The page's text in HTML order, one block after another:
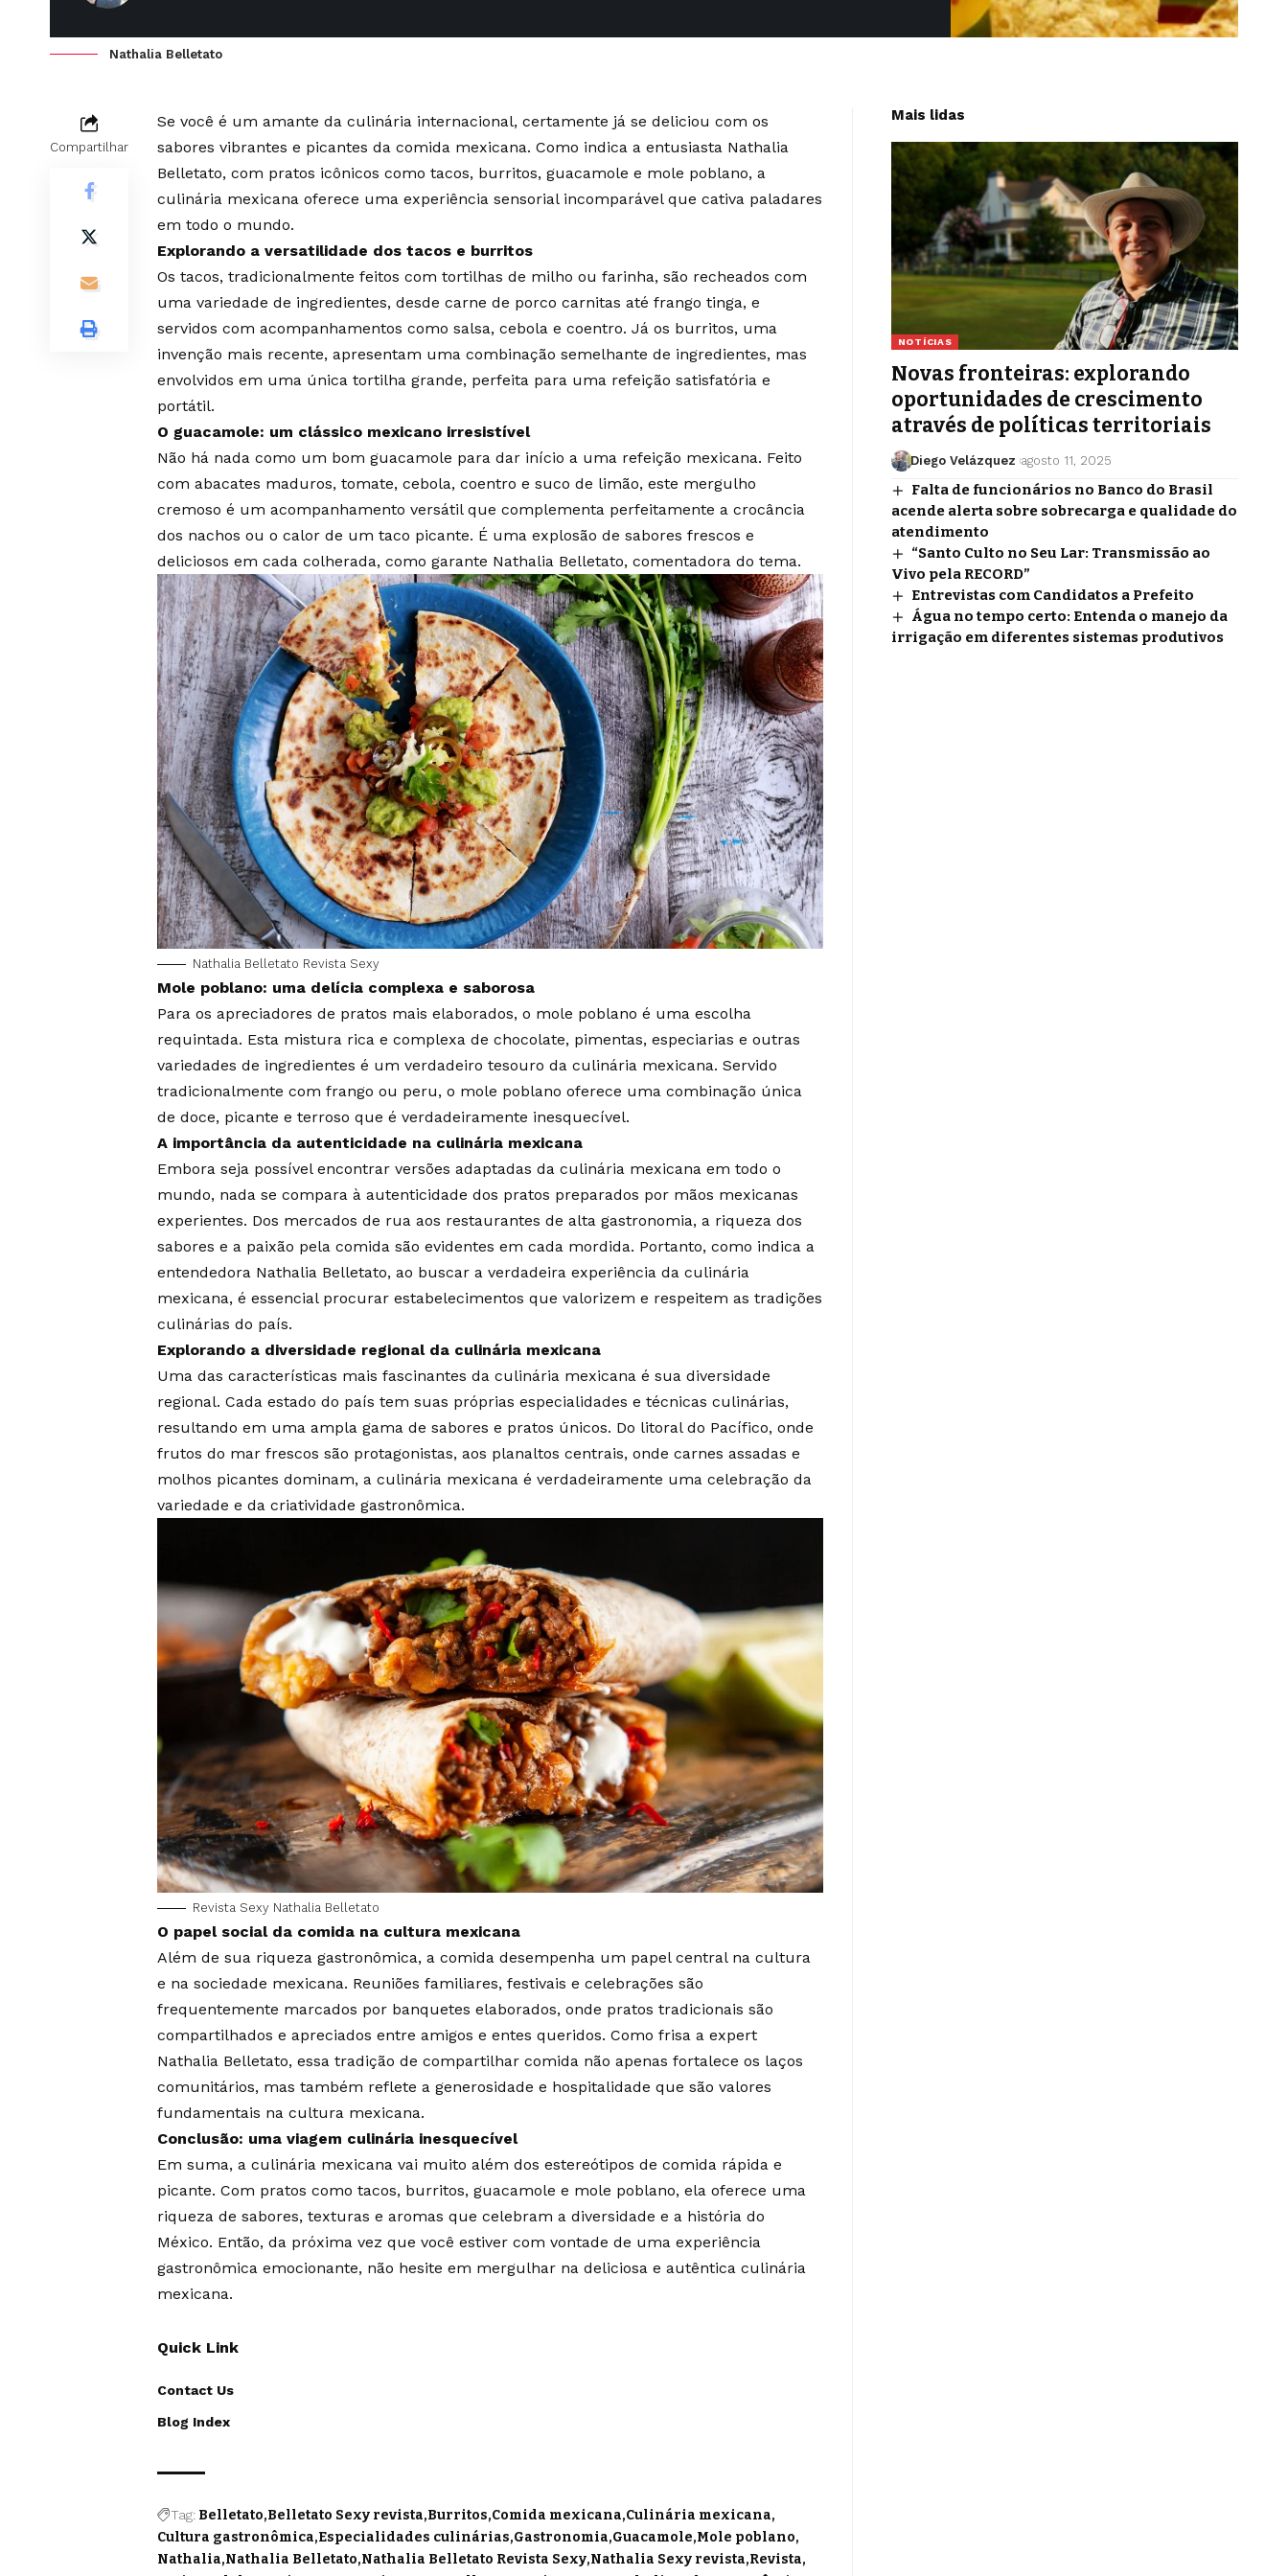
Nathalia Belletato
Compartilhar
Se você é um amante da culinária internacional, certamente já se deliciou com os
sabores vibrantes e picantes da comida mexicana. Como indica a entusiasta Nathalia
Belletato, com pratos icônicos como tacos, burritos, guacamole e mole poblano, a
culinária mexicana oferece uma experiência sensorial incomparável que cativa paladares
em todo o mundo.
Explorando a versatilidade dos tacos e burritos
Os tacos, tradicionalmente feitos com tortilhas de milho ou farinha, são recheados com
uma variedade de ingredientes, desde carne de porco carnitas até frango tinga, e
servidos com acompanhamentos como salsa, cebola e coentro. Já os burritos, uma
invenção mais recente, apresentam uma combinação semelhante de ingredientes, mas
envolvidos em uma única tortilha grande, perfeita para uma refeição satisfatória e
portátil.
O guacamole: um clássico mexicano irresistível
Não há nada como um bom guacamole para dar início a uma refeição mexicana. Feito
com abacates maduros, tomate, cebola, coentro e suco de limão, este mergulho
cremoso é um acompanhamento versátil que complementa perfeitamente a crocância
dos nachos ou o calor de um taco picante. É uma explosão de sabores frescos e
deliciosos em cada colherada, como garante Nathalia Belletato, comentadora do tema.
Nathalia Belletato Revista Sexy
Mole poblano: uma delícia complexa e saborosa
Para os apreciadores de pratos mais elaborados, o mole poblano é uma escolha
requintada. Esta mistura rica e complexa de chocolate, pimentas, especiarias e outras
variedades de ingredientes é um verdadeiro tesouro da culinária mexicana. Servido
tradicionalmente com frango ou peru, o mole poblano oferece uma combinação única
de doce, picante e terroso que é verdadeiramente inesquecível.
A importância da autenticidade na culinária mexicana
Embora seja possível encontrar versões adaptadas da culinária mexicana em todo o
mundo, nada se compara à autenticidade dos pratos preparados por mãos mexicanas
experientes. Dos mercados de rua aos restaurantes de alta gastronomia, a riqueza dos
sabores e a paixão pela comida são evidentes em cada mordida. Portanto, como indica a
entendedora Nathalia Belletato, ao buscar a verdadeira experiência da culinária
mexicana, é essencial procurar estabelecimentos que valorizem e respeitem as tradições
culinárias do país.
Explorando a diversidade regional da culinária mexicana
Uma das características mais fascinantes da culinária mexicana é sua diversidade
regional. Cada estado do país tem suas próprias especialidades e técnicas culinárias,
resultando em uma ampla gama de sabores e pratos únicos. Do litoral do Pacífico, onde
frutos do mar frescos são protagonistas, aos planaltos centrais, onde carnes assadas e
molhos picantes dominam, a culinária mexicana é verdadeiramente uma celebração da
variedade e da criatividade gastronômica.
Revista Sexy Nathalia Belletato
O papel social da comida na cultura mexicana
Além de sua riqueza gastronômica, a comida desempenha um papel central na cultura
e na sociedade mexicana. Reuniões familiares, festivais e celebrações são
frequentemente marcados por banquetes elaborados, onde pratos tradicionais são
compartilhados e apreciados entre amigos e entes queridos. Como frisa a expert
Nathalia Belletato, essa tradição de compartilhar comida não apenas fortalece os laços
comunitários, mas também reflete a generosidade e hospitalidade que são valores
fundamentais na cultura mexicana.
Conclusão: uma viagem culinária inesquecível
Em suma, a culinária mexicana vai muito além dos estereótipos de comida rápida e
picante. Com pratos como tacos, burritos, guacamole e mole poblano, ela oferece uma
riqueza de sabores, texturas e aromas que celebram a diversidade e a história do
México. Então, da próxima vez que você estiver com vontade de uma experiência
gastronômica emocionante, não hesite em mergulhar na deliciosa e autêntica culinária
mexicana.
Quick Link
Contact Us
Blog Index
Tag: Belletato Belletato Sexy revista Burritos Comida mexicana Culinária mexicana
Cultura gastronômica Especialidades culinárias Gastronomia Guacamole Mole poblano
Nathalia Nathalia Belletato Nathalia Belletato Revista Sexy Nathalia Sexy revista Revista
Mais lidas
NOTÍCIAS
Novas fronteiras: explorando
oportunidades de crescimento
através de políticas territoriais
Diego Velázquez agosto 11, 2025
Falta de funcionários no Banco do Brasil
acende alerta sobre sobrecarga e qualidade do
atendimento
“Santo Culto no Seu Lar: Transmissão ao
Vivo pela RECORD”
Entrevistas com Candidatos a Prefeito
Água no tempo certo: Entenda o manejo da
irrigação em diferentes sistemas produtivos